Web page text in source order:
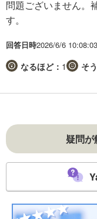
問題ございません。
す。
回答日時2026/6/6 10:08:03
なるほど： 1 そ
疑問